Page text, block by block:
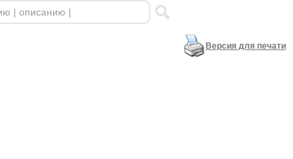
Версия для печати